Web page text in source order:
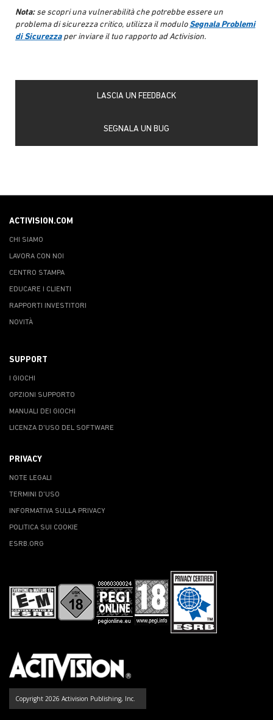
Nota:se scopri una vulnerabilità che potrebbe essere un
problema di sicurezza critico, utilizza il moduloSegnala Problemi
di Sicurezzaper inviare il tuo rapporto ad Activision.
LASCIA UN FEEDBACK
SEGNALA UN BUG
ACTIVISION.COM
CHI SIAMO
LAVORA CON NOI
CENTRO STAMPA
EDUCARE I CLIENTI
RAPPORTI INVESTITORI
NOVITÀ
SUPPORT
I GIOCHI
OPZIONI SUPPORTO
MANUALI DEI GIOCHI
LICENZA D'USO DEL SOFTWARE
PRIVACY
NOTE LEGALI
TERMINI D'USO
INFORMATIVA SULLA PRIVACY
POLITICA SUI COOKIE
ESRB.ORG
Copyright 2026 Activision Publishing, Inc.